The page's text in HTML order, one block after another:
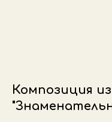
Композиция